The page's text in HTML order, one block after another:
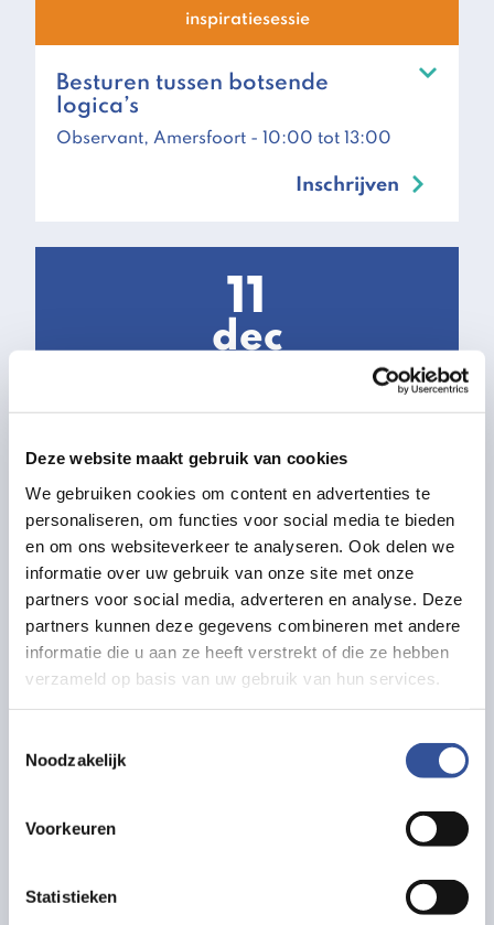
Deze website maakt gebruik van cookies
We gebruiken cookies om content en advertenties te
personaliseren, om functies voor social media te bieden
en om ons websiteverkeer te analyseren. Ook delen we
informatie over uw gebruik van onze site met onze
partners voor social media, adverteren en analyse. Deze
partners kunnen deze gegevens combineren met andere
informatie die u aan ze heeft verstrekt of die ze hebben
verzameld op basis van uw gebruik van hun services.
Noodzakelijk
Voorkeuren
Statistieken
inspiratiesessie
Besturen tussen botsende
logica’s
Observant, Amersfoort - 10:00 tot 13:00
Inschrijven
11
dec
inspiratiesessie
Gerbrands
Inschrijven
Onze activiteiten
inspirerende evenementen en leerzame
sessies aan, perfect voor iedereen die zich
leiderschap.
op de hoogte van het laatste nieuws en
aankomende evenementen. Sluit je aan bij